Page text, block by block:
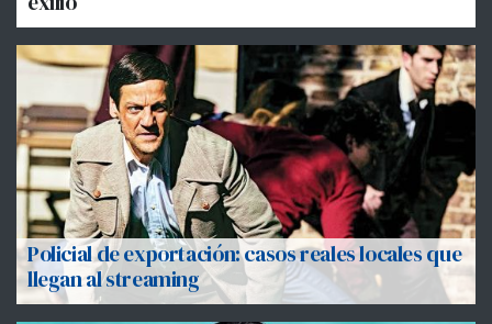
Policial de exportación: casos reales locales que
llegan al streaming